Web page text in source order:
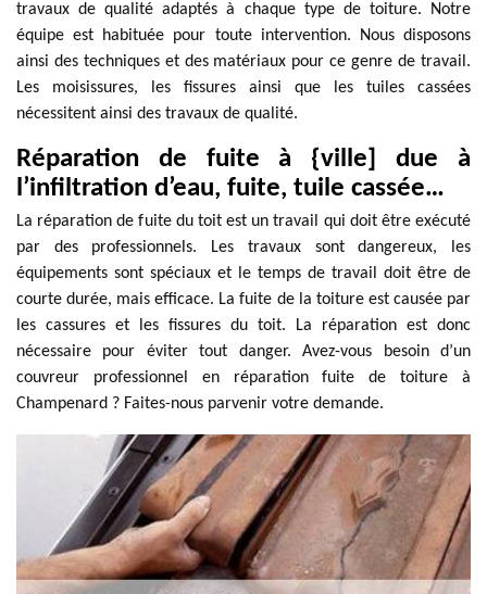
travaux de qualité adaptés à chaque type de toiture. Notre
équipe est habituée pour toute intervention. Nous disposons
ainsi des techniques et des matériaux pour ce genre de travail.
Les moisissures, les fissures ainsi que les tuiles cassées
nécessitent ainsi des travaux de qualité.
Réparation de fuite à {ville] due à
l’infiltration d’eau, fuite, tuile cassée…
La réparation de fuite du toit est un travail qui doit être exécuté
par des professionnels. Les travaux sont dangereux, les
équipements sont spéciaux et le temps de travail doit être de
courte durée, mais efficace. La fuite de la toiture est causée par
les cassures et les fissures du toit. La réparation est donc
nécessaire pour éviter tout danger. Avez-vous besoin d’un
couvreur professionnel en réparation fuite de toiture à
Champenard ? Faites-nous parvenir votre demande.